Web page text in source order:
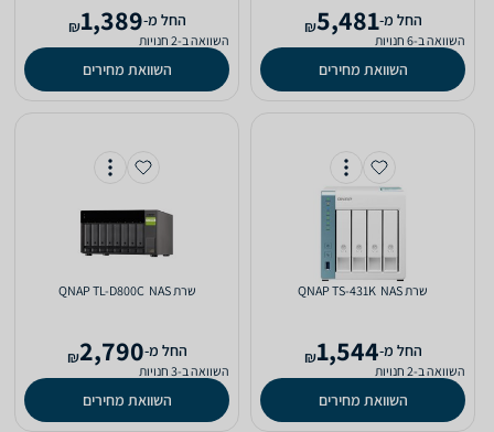
‫החל מ-5,481
₪
השוואה ב-6 חנויות
השוואת מחירים
‫החל מ-1,389
₪
השוואה ב-2 חנויות
השוואת מחירים
שרת NAS ‏ QNAP TS-431K
‫החל מ-1,544
₪
השוואה ב-2 חנויות
השוואת מחירים
שרת NAS ‏ QNAP TL-D800C
‫החל מ-2,790
₪
השוואה ב-3 חנויות
השוואת מחירים